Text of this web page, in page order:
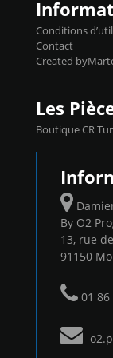
Conditions
Contact
Created
Les
Boutique CR
By O2
13, rue
91150
01 86